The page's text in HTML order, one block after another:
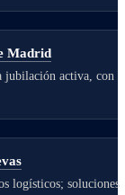
Madrid
jubilación activa, con
logísticos; soluciones